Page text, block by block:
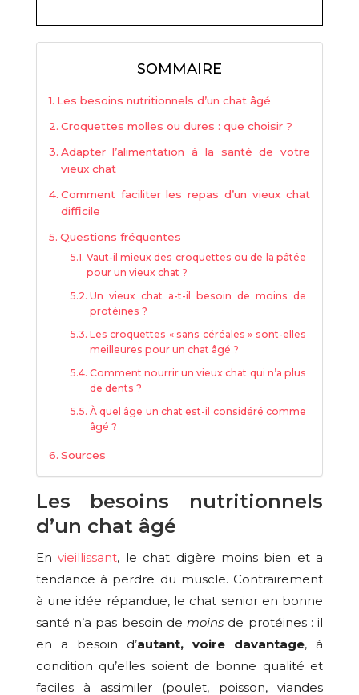
SOMMAIRE
Les besoins nutritionnels d’un chat âgé
Croquettes molles ou dures : que choisir ?
Adapter l’alimentation à la santé de votre
vieux chat
Comment faciliter les repas d’un vieux chat
difficile
Questions fréquentes
Vaut-il mieux des croquettes ou de la pâtée
pour un vieux chat ?
Un vieux chat a-t-il besoin de moins de
protéines ?
Les croquettes « sans céréales » sont-elles
meilleures pour un chat âgé ?
Comment nourrir un vieux chat qui n’a plus
de dents ?
À quel âge un chat est-il considéré comme
âgé ?
Sources
Les besoins nutritionnels
d’un chat âgé
Envieillissant, le chat digère moins bien et a
tendance à perdre du muscle. Contrairement
à une idée répandue, le chat senior en bonne
santé n’a pas besoin demoins de protéines : il
en a besoin d’autant, voire davantage, à
condition qu’elles soient de bonne qualité et
faciles à assimiler (poulet, poisson, viandes